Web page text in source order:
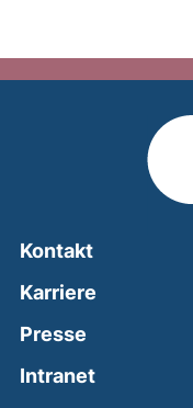
Kontakt
Karriere
Presse
Intranet(external